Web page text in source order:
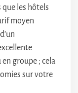
les hôtels
moyen
groupe ; cela
sur votre